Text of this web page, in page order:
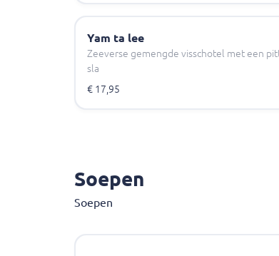
Yam ta lee
Zeeverse gemengde visschotel met een
sla
€ 17,95
Soepen
Soepen